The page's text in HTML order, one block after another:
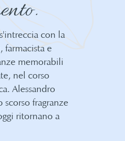
con la
farmacista e
memorabili
nel corso
Alessandro
fragranze
ritornano a